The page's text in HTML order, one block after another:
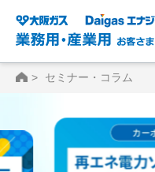
HOMEセミナー・コラム